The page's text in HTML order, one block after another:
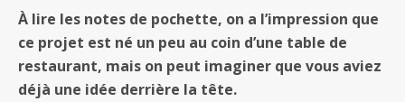
À lire les notes de pochette, on a l’impression que
ce projet est né un peu au coin d’une table de
restaurant, mais on peut imaginer que vous aviez
déjà une idée derrière la tête.